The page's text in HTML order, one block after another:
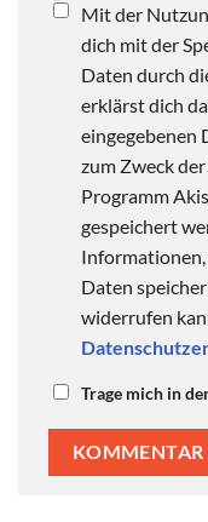
Mit der
dich mit der
Daten durch
erklärst dich
eingegebenen
zum Zweck
Programm
gespeichert
Daten
widerrufen
Trage mich in